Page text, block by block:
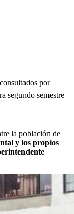
por
segundo semestre
la población de
y los propios